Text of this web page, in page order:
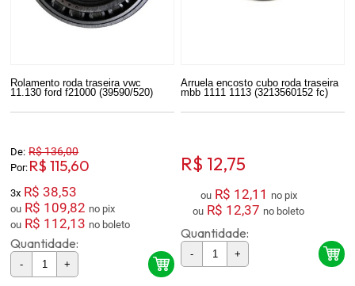
Rolamento roda traseira vwc
11.130 ford f21000 (39590/520)
De: R$ 136,00
Por: R$ 115,60
3x R$ 38,53
ou R$ 109,82
no pix
ou R$ 112,13 no boleto
Quantidade:
- +
Arruela encosto cubo roda traseira
mbb 1111 1113 (3213560152 fc)
R$ 12,75
ou R$ 12,11
no pix
ou R$ 12,37 no boleto
Quantidade:
- +